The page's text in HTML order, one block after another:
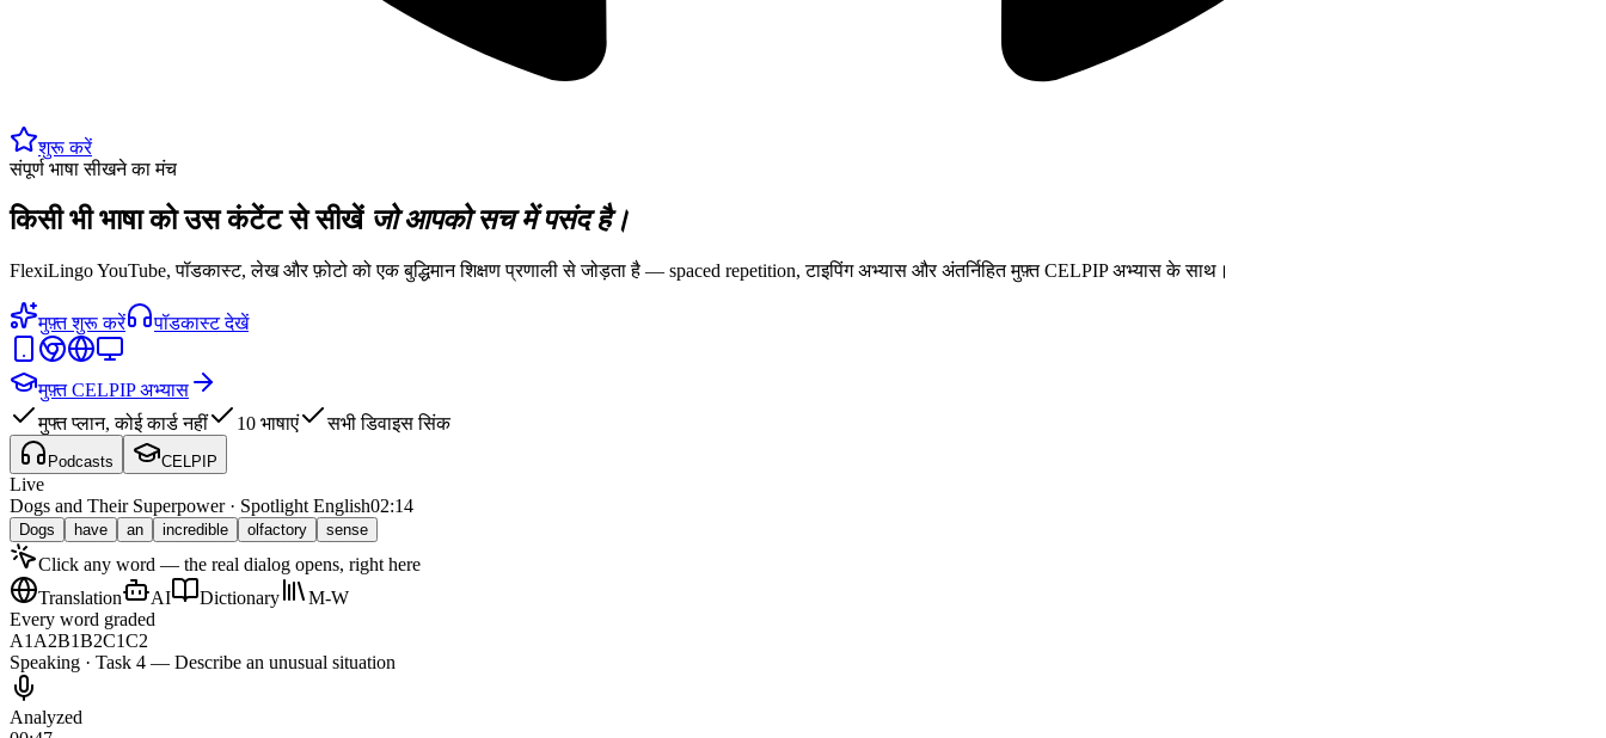
शुरू करें
संपूर्ण भाषा सीखने का मंच
किसी भी भाषा को उस कंटेंट से सीखें जो आपको सच में पसंद है।
FlexiLingo YouTube, पॉडकास्ट, लेख और फ़ोटो को एक बुद्धिमान शिक्षण प्रणाली से जोड़ता है — spaced repetition, टाइपिंग अभ्यास और अंतर्निहित मुफ़्त CELPIP अभ्यास के साथ।
मुफ़्त शुरू करें पॉडकास्ट देखें
मुफ़्त CELPIP अभ्यास
मुफ्त प्लान, कोई कार्ड नहीं
10 भाषाएं सभी डिवाइस सिंक
Podcasts CELPIP
Live
Dogs and Their Superpower · Spotlight English02:14
Dogs have an incredible olfactory sense
Click any word — the real dialog opens, right here
Translation
AI Dictionary
M-W
Every word graded
A1 A2B1B2C1C2
Speaking · Task 4 — Describe an unusual situation
Analyzed